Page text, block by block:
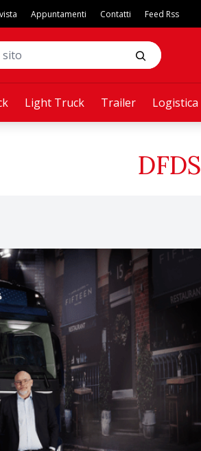
Light Truck Trailer Logistica
Appuntamenti Contatti Feed Rss
DFDS